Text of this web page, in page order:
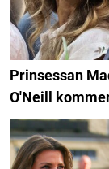
Prinsessan
O'Neill